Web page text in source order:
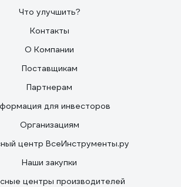
Что улучшить?
Контакты
О Компании
Поставщикам
Партнерам
для инвесторов
Организациям
центр ВсеИнструменты.ру
Наши закупки
центры производителей